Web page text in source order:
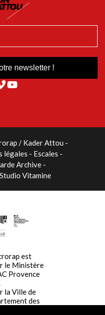
YouTube
/ Kader Attou -
légales
Escales
Archive
Studio Vitamine
est
le Ministère
Provence
la Ville de
des